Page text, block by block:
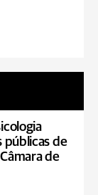
públicas de
de